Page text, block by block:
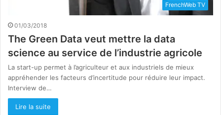
FrenchWeb TV
01/03/2018
The Green Data veut mettre la data
science au service de l’industrie agricole
La start-up permet à l’agriculteur et aux industriels de mieux
appréhender les facteurs d’incertitude pour réduire leur impact.
Interview de…
Lire la suite